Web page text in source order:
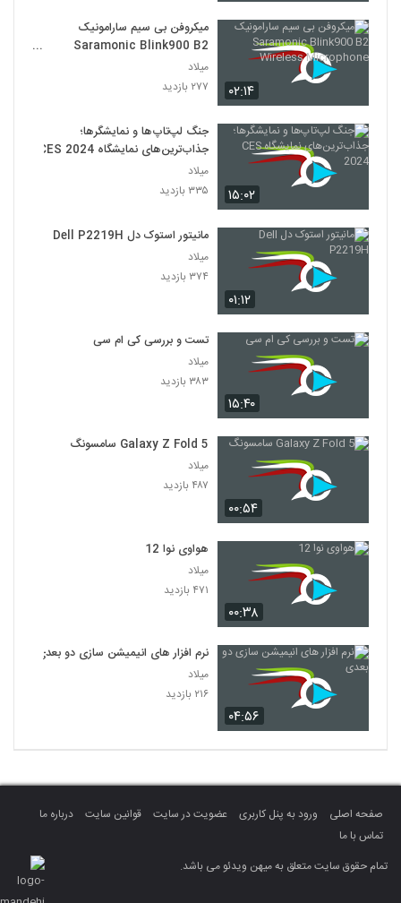
۰۲:۱۴
میکروفن بی سیم سارامونیک
Saramonic Blink900 B2
Wireless Microphone
میلاد
۲۷۷ بازدید
۱۵:۰۲
جنگ لپ‌تاپ‌ها و نمایشگرها؛
جذاب‌ترین‌های نمایشگاه CES 2024
میلاد
۳۳۵ بازدید
۰۱:۱۲
مانیتور استوک دل Dell P2219H
میلاد
۳۷۴ بازدید
۱۵:۴۰
تست و بررسی کی ام سی
میلاد
۳۸۳ بازدید
۰۰:۵۴
Galaxy Z Fold 5 سامسونگ
میلاد
۴۸۷ بازدید
۰۰:۳۸
هواوی نوا 12
میلاد
۴۷۱ بازدید
۰۴:۵۶
نرم افزار های انیمیشن سازی دو بعدی
میلاد
۲۱۶ بازدید
صفحه اصلی ورود به پنل کاربری عضویت در سایت قوانین سایت
درباره ما
تماس با ما
تمام حقوق سایت متعلق به میهن ویدئو می باشد.